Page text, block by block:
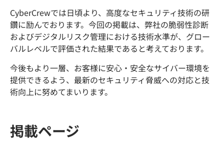
CyberCrewでは日頃より、高度なセキュリティ技術の研
鑽に励んでおります。今回の掲載は、弊社の脆弱性診断
およびデジタルリスク管理における技術水準が、グロー
バルレベルで評価された結果であると考えております。
今後もより一層、お客様に安心・安全なサイバー環境を
提供できるよう、最新のセキュリティ脅威への対応と技
術向上に努めてまいります。
掲載ページ